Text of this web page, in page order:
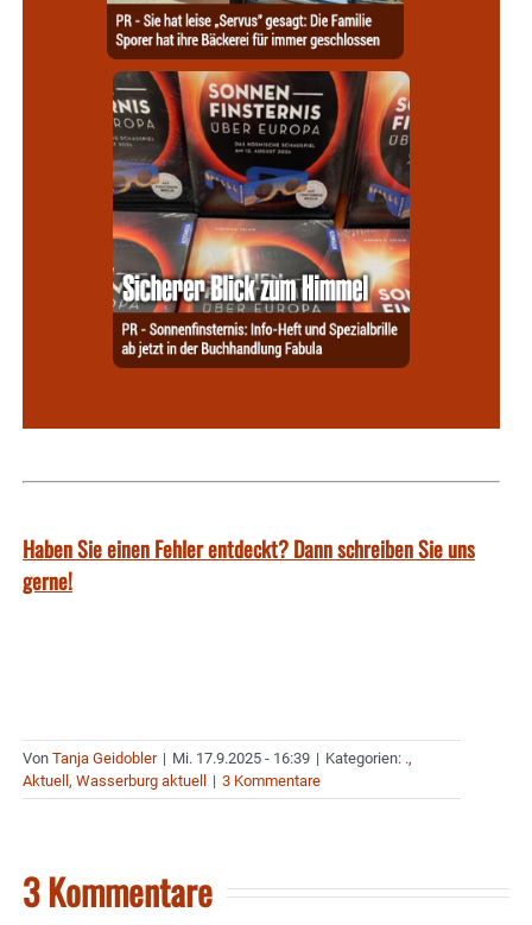
Haben Sie einen Fehler entdeckt? Dann schreiben Sie uns
gerne!
Von Tanja Geidobler | Mi. 17.9.2025 - 16:39 | Kategorien: .,
Aktuell , Wasserburg aktuell | 3 Kommentare
3 Kommentare